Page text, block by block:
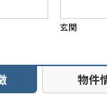
玄関
物件